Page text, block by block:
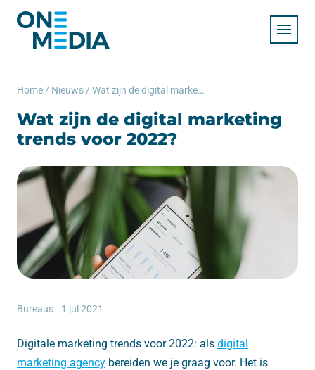
Home / Nieuws / Wat zijn de digital marketing trends voor 2022?
Wat zijn de digital marketing
trends voor 2022?
Bureaus 1 jul 2021
Digitale marketing trends voor 2022: als digital
marketing agency bereiden we je graag voor. Het is